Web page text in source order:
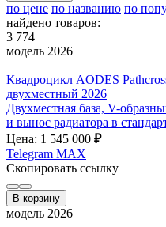
по цене по названию по
найдено товаров:
3 774
модель 2026
Квадроцикл AODES
двухместный 2026
Двухместная база, V-
и вынос радиатора в
Цена: 1 545 000 ₽
Telegram MAX
Скопировать ссылку
В корзину
модель 2026